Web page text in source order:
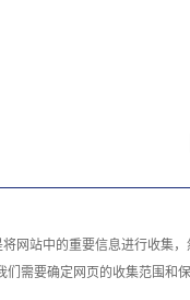
将网站中的重要信息进行收集
需要确定网页的收集范围和